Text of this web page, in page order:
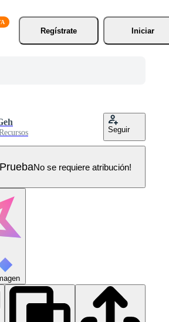
Regístrate
Iniciar
Seguir
No se requiere atribución!